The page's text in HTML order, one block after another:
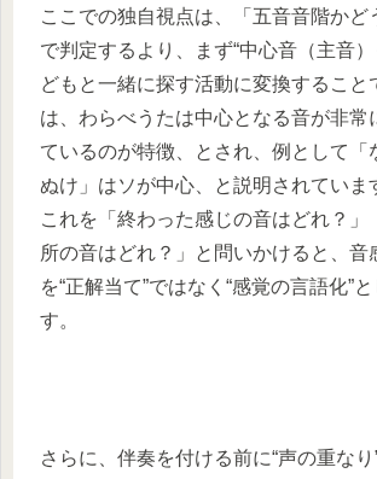
ここでの独自視点は、「五音音階かど
で判定するより、まず“中心音（主音
どもと一緒に探す活動に変換すること
は、わらべうたは中心となる音が非常
ているのが特徴、とされ、例として「
ぬけ」はソが中心、と説明されていま
これを「終わった感じの音はどれ？」
所の音はどれ？」と問いかけると、音
を“正解当て”ではなく“感覚の言語化”
す。
さらに、伴奏を付ける前に“声の重な